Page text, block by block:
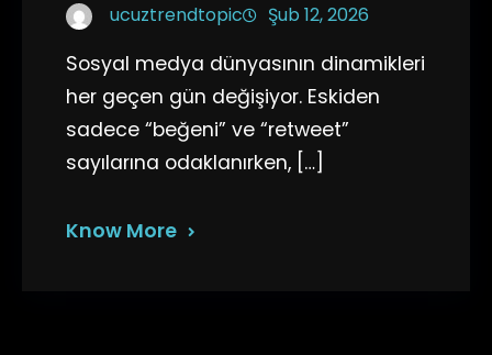
ucuztrendtopic Şub 12, 2026
Sosyal medya dünyasının dinamikleri
her geçen gün değişiyor. Eskiden
sadece “beğeni” ve “retweet”
sayılarına odaklanırken, […]
Know More